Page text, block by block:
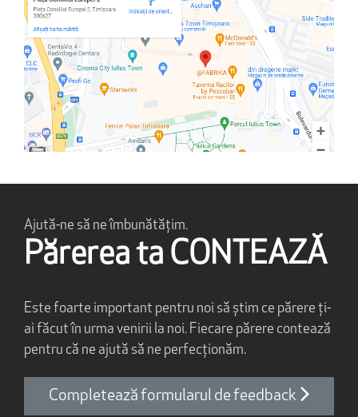
Ajută-ne să ne îmbunătățim.
Părerea ta CONTEAZĂ
Este foarte important pentru noi să știm ce părere ți-
ai făcut în urma venirii la noi. Fiecare părere contează
pentru că ne ajută să ne perfecționăm.
Completează formularul de feedback